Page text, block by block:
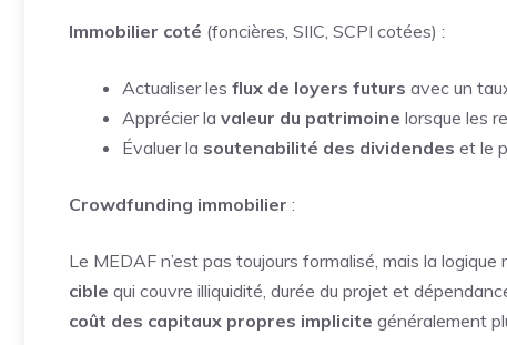
Immobilier coté (foncières, SIIC, SCPI cotées) :
Actualiser les flux de loyers futurs avec un
Apprécier la valeur du patrimoine lorsque les
Évaluer la soutenabilité des dividendes et le
Crowdfunding immobilier :
Le MEDAF n’est pas toujours formalisé, mais la
cible qui couvre illiquidité, durée du projet et
coût des capitaux propres implicite généralement